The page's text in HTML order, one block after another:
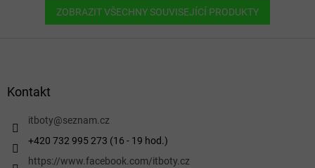
ZOBRAZIT VŠECHNY SOUVISEJÍCÍ PRODUKTY
Kontakt
itboty@seznam.cz
+420 732 995 273 (16 - 19 hod.)
https://www.facebook.com/itboty.cz